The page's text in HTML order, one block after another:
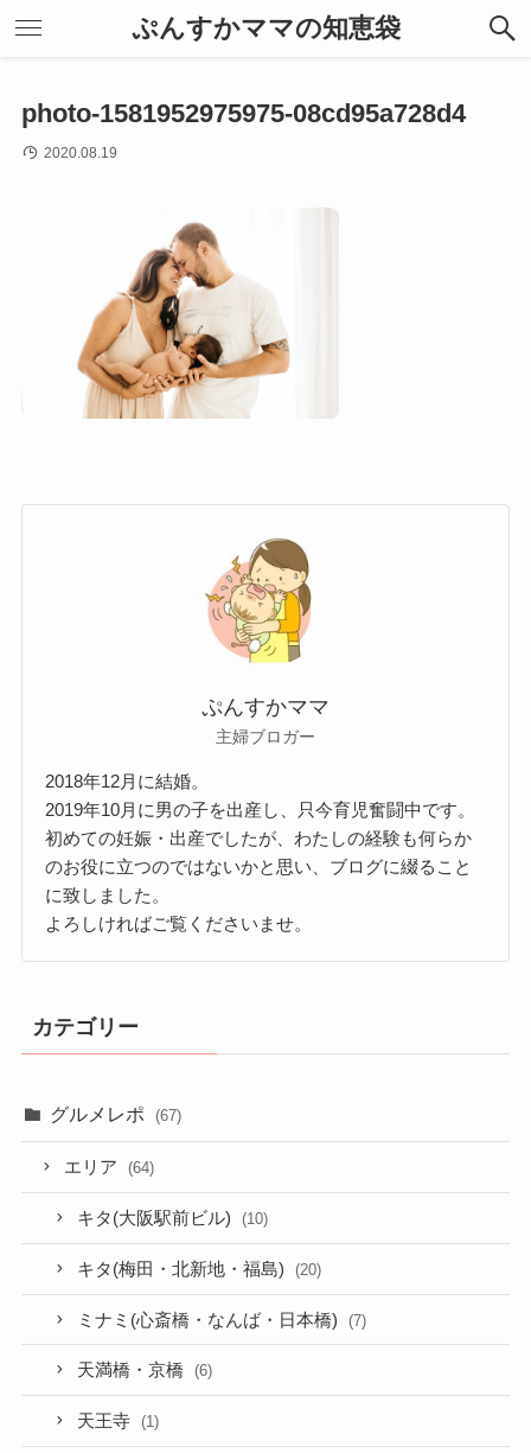
ぷんすかママの知恵袋
photo-1581952975975-08cd95a728d4
2020.08.19
ぷんすかママ
主婦ブロガー
2018年12月に結婚。
2019年10月に男の子を出産し、只今育児奮闘中です。
初めての妊娠・出産でしたが、わたしの経験も何らか
のお役に立つのではないかと思い、ブログに綴ること
に致しました。
よろしければご覧くださいませ。
カテゴリー
グルメレポ (67)
エリア (64)
キタ(大阪駅前ビル) (10)
キタ(梅田・北新地・福島) (20)
ミナミ(心斎橋・なんば・日本橋) (7)
天満橋・京橋 (6)
天王寺 (1)